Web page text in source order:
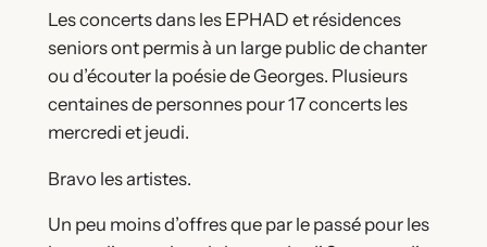
Les concerts dans les EPHAD et résidences
seniors ont permis à un large public de chanter
ou d’écouter la poésie de Georges. Plusieurs
centaines de personnes pour 17 concerts les
mercredi et jeudi.
Bravo les artistes.
Un peu moins d’offres que par le passé pour les